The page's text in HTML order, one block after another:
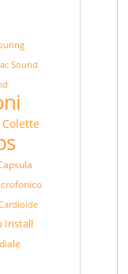
Sound
Colette
Install